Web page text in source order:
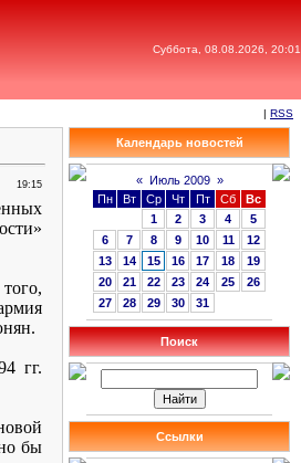
Суббота, 08.08.2026, 20:01
| RSS
19:15
гг.
бы
Календарь новостей
« Июль 2009 »
Пн
Вт Ср Чт Пт Сб
Вс
1
2 3 4
5
6
7 8 9 10 11
12
13
14 15 16 17 18
19
20
21 22 23 24 25
26
27
28 29 30 31
Поиск
Ссылки